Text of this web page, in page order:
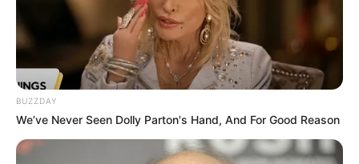
на Закарпатті розслідують
схему з
військовозобов’язаними —
підозри отримали
екскерівники
Мукачівського ТЦК
07.08.2026
BUZZDAY
We’ve Never Seen Dolly Parton's Hand, And For Good Reason